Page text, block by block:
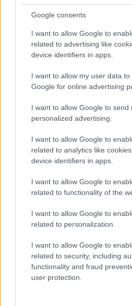
Google consents
I want to allow Google to
related to advertising like
device identifiers in apps.
I want to allow my user data
Google for online advertising
I want to allow Google to send
personalized advertising.
I want to allow Google to
related to analytics like
device identifiers in apps.
I want to allow Google to
related to functionality of the
I want to allow Google to
related to personalization.
I want to allow Google to
related to security, including
functionality and fraud
user protection.
bezky.net, abyste tam našli